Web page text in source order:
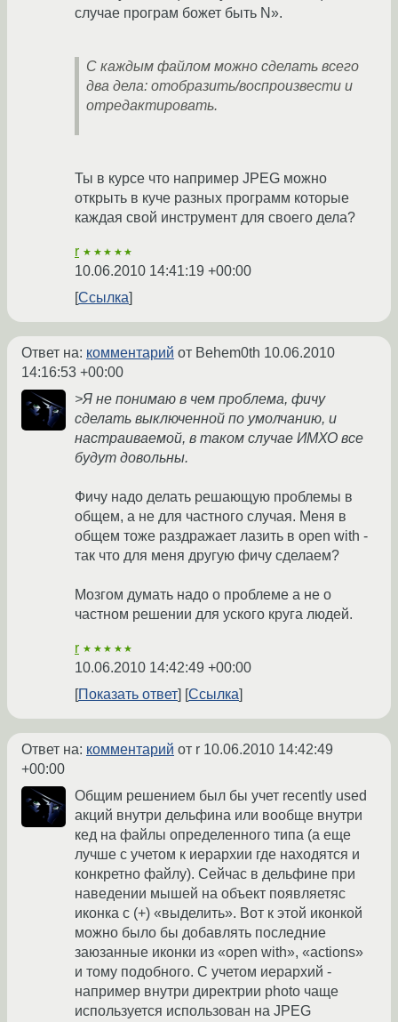
случае програм божет быть N».
С каждым файлом можно сделать всего
два дела: отобразить/воспроизвести и
отредактировать.
Ты в курсе что например JPEG можно
открыть в куче разных программ которые
каждая свой инструмент для своего дела?
r ★★★★★
10.06.2010 14:41:19 +00:00
Ссылка
Ответ на: комментарий от Behem0th 10.06.2010
14:16:53 +00:00
>Я не понимаю в чем проблема, фичу
сделать выключенной по умолчанию, и
настраиваемой, в таком случае ИМХО все
будут довольны.
Фичу надо делать решающую проблемы в
общем, а не для частного случая. Меня в
общем тоже раздражает лазить в open with -
так что для меня другую фичу сделаем?
Мозгом думать надо о проблеме а не о
частном решении для уского круга людей.
r ★★★★★
10.06.2010 14:42:49 +00:00
Показать ответ
Ссылка
Ответ на: комментарий от r 10.06.2010 14:42:49
+00:00
Общим решением был бы учет recently used
акций внутри дельфина или вообще внутри
кед на файлы определенного типа (а еще
лучше с учетом к иерархии где находятся и
конкретно файлу). Сейчас в дельфине при
наведении мышей на объект появляетяс
иконка с (+) «выделить». Вот к этой иконкой
можно было бы добавлять последние
заюзанные иконки из «open with», «actions»
и тому подобного. С учетом иерархий -
например внутри директрии photo чаще
используется использован на JPEG